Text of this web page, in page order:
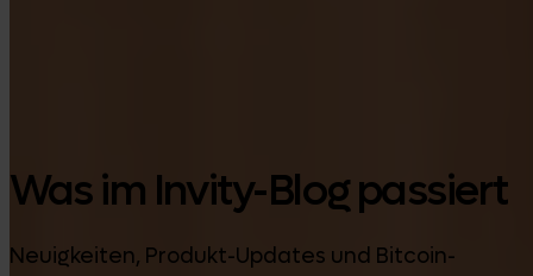
Was im Invity-Blog passiert
Neuigkeiten, Produkt-Updates und Bitcoin-